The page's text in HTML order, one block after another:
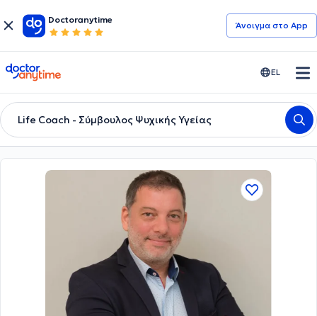
Doctoranytime
Άνοιγμα στο App
doctoranytime EL
Life Coach - Σύμβουλος Ψυχικής Υγείας